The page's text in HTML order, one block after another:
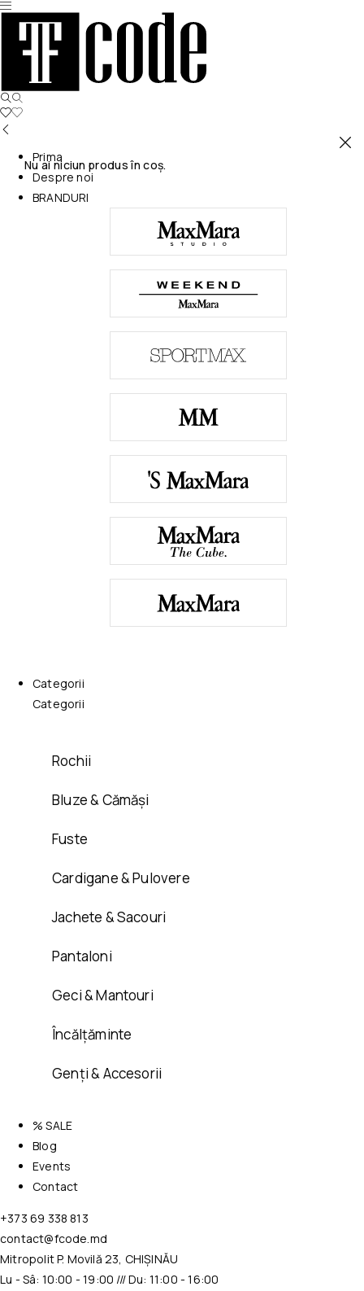
Nu ai niciun produs în coș.
Prima
Despre noi
BRANDURI
Categorii
Categorii
Rochii
Bluze & Cămăși
Fuste
Cardigane & Pulovere
Jachete & Sacouri
Pantaloni
Geci & Mantouri
Încălțăminte
Genți & Accesorii
% SALE
Blog
Events
Contact
+373 69 338 813
contact@fcode.md
Mitropolit P. Movilă 23, CHIȘINĂU
Lu - Sâ: 10:00 - 19:00 /// Du: 11:00 - 16:00